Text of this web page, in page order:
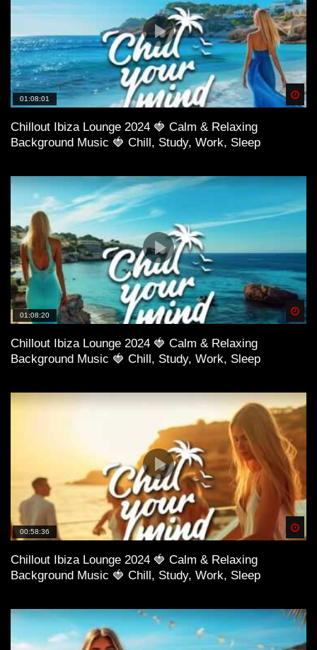
01:08:01
Chillout Ibiza Lounge 2024 🍓 Calm & Relaxing
Background Music 🍓 Chill, Study, Work, Sleep
01:08:20
Chillout Ibiza Lounge 2024 🍓 Calm & Relaxing
Background Music 🍓 Chill, Study, Work, Sleep
00:58:36
Chillout Ibiza Lounge 2024 🍓 Calm & Relaxing
Background Music 🍓 Chill, Study, Work, Sleep